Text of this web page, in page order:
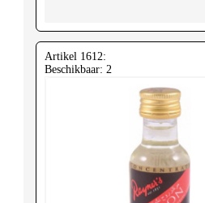
Artikel 1612:
Beschikbaar: 2